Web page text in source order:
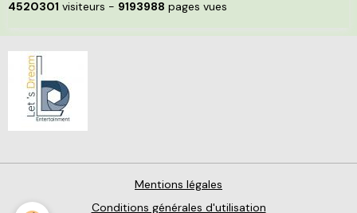
4520301 visiteurs - 9193988 pages vues
Mentions légales
Conditions générales d'utilisation